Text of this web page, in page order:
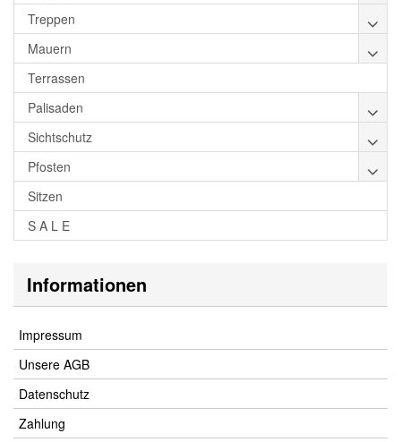
Treppen
Mauern
Terrassen
Palisaden
Sichtschutz
Pfosten
Sitzen
S A L E
Informationen
Impressum
Unsere AGB
Datenschutz
Zahlung